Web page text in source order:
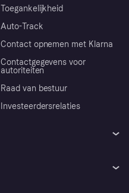
Toegankelijkheid
Auto-Track
Contact opnemen met Klarna
Contactgegevens voor
autoriteiten
Raad van bestuur
Investeerdersrelaties